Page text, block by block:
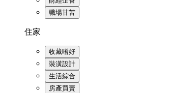
職場甘苦
住家
收藏嗜好
裝潢設計
生活綜合
房產買賣